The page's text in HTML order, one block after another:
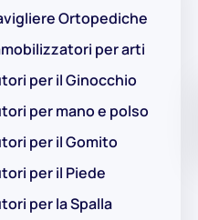
Ortopediche
per arti
per il Ginocchio
per mano e polso
per il Gomito
per il Piede
per la Spalla